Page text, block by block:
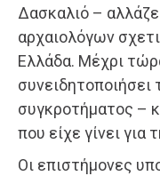
Δασκαλιό –
αρχαιολόγων
Ελλάδα. Μέχρι
συνειδητοποιήσει
συγκροτήματος –
που είχε γίνει για
Οι επιστήμονες